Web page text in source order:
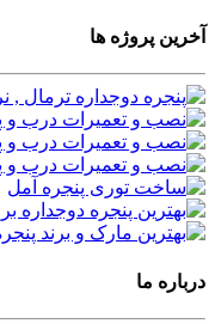
آخرین پروژه ها
درباره ما